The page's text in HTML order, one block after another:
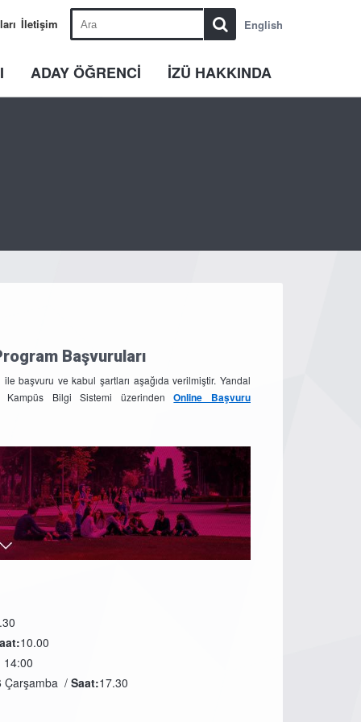
English
İletişim
ADAY ÖĞRENCİ İZÜ HAKKINDA
Başvuruları
başvuru ve kabul şartları aşağıda verilmiştir. Yandal
Kampüs Bilgi Sistemi üzerindenOnline Başvuru
10.00
14:00
Çarşamba / Saat:17.30